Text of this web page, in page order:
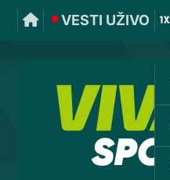
VESTI UŽIVO